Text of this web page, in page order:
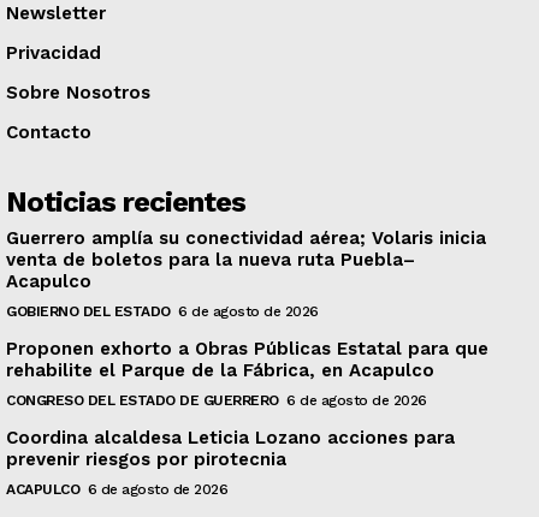
Newsletter
Privacidad
Sobre Nosotros
Contacto
Noticias recientes
Guerrero amplía su conectividad aérea; Volaris inicia
venta de boletos para la nueva ruta Puebla–
Acapulco
GOBIERNO DEL ESTADO 6 de agosto de 2026
Proponen exhorto a Obras Públicas Estatal para que
rehabilite el Parque de la Fábrica, en Acapulco
CONGRESO DEL ESTADO DE GUERRERO 6 de agosto de 2026
Coordina alcaldesa Leticia Lozano acciones para
prevenir riesgos por pirotecnia
ACAPULCO 6 de agosto de 2026